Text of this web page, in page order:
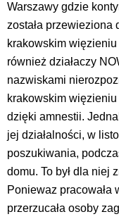
Warszawy gdzie
została przewieziona
krakowskim
również działaczy
nazwiskami
krakowskim
dzięki amnestii.
jej działalności, w
poszukiwania,
domu. To był dla niej
Poniewaz pracowała
przerzucała osoby